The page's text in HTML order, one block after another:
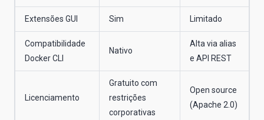
Extensões GUI Sim Limitado
Compatibilidade
Docker CLI
Nativo
Alta via alias
e API REST
Licenciamento
Gratuito com
restrições
corporativas
Open source
(Apache 2.0)